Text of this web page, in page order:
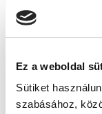
Ez a weboldal
Sütiket
szabásához,